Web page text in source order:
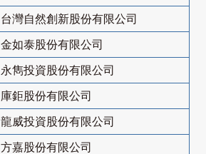
台灣自然創新股份有限公司
金如泰股份有限公司
永雋投資股份有限公司
庫鉅股份有限公司
龍威投資股份有限公司
方嘉股份有限公司